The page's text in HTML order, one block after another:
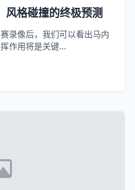
风格碰撞的终极预测
录像后，我们可以看出马内
作用将是关键...